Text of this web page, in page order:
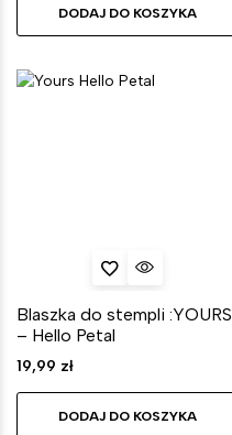
DODAJ DO KOSZYKA
Blaszka do stempli :YOURS
– Hello Petal
19,99 zł
DODAJ DO KOSZYKA